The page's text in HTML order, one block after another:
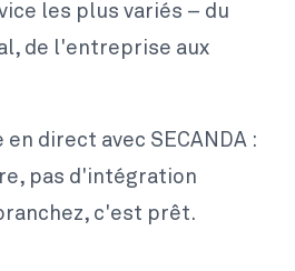
les plus variés – du
de l'entreprise aux
direct avec SECANDA :
pas d'intégration
c'est prêt.